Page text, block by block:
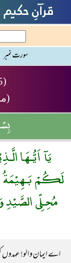
سورت نمبر
(5)
يَآ اَيُّـهَا
لَكُمْ بَـهِيْمَةُ
مُحِـلِّى
اے ایمان والو! عہدوں